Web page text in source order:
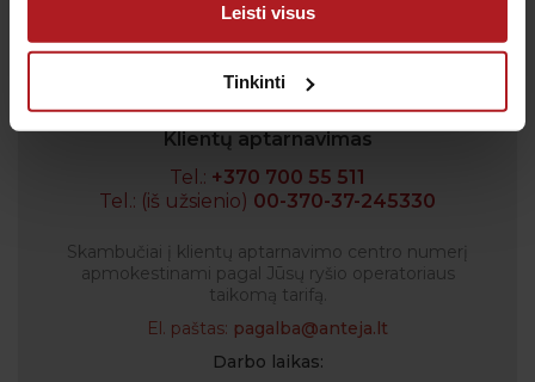
Leisti visus
Tinkinti
Klientų aptarnavimas
Tel.: +370 700 55 511
Tel.: (iš užsienio) 00-370-37-245330
Skambučiai į klientų aptarnavimo centro numerį
apmokestinami pagal Jūsų ryšio operatoriaus
taikomą tarifą.
El. paštas: pagalba@anteja.lt
Darbo laikas: